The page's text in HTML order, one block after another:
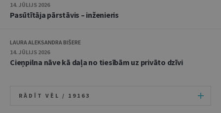
14. JŪLIJS 2026
Pasūtītāja pārstāvis – inženieris
LAURA ALEKSANDRA BIŠERE
14. JŪLIJS 2026
Cieņpilna nāve kā daļa no tiesībām uz privāto dzīvi
RĀDĪT VĒL / 19163